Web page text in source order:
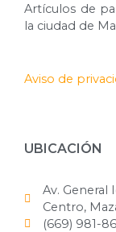
Artículos de
la ciudad de
Aviso de
UBICACIÓN
Av. General
Centro,
(669) 981-